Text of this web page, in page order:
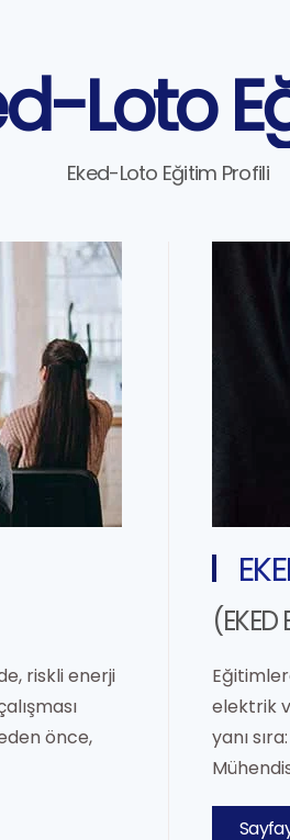
Loto
Eked-Loto Eğitim Profili
riskli enerji
önce,
elektrik
yanı